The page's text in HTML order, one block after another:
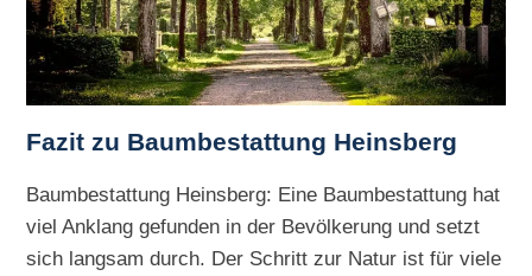
Fazit zu Baumbestattung Heinsberg
Baumbestattung Heinsberg: Eine Baumbestattung hat
viel Anklang gefunden in der Bevölkerung und setzt
sich langsam durch. Der Schritt zur Natur ist für viele